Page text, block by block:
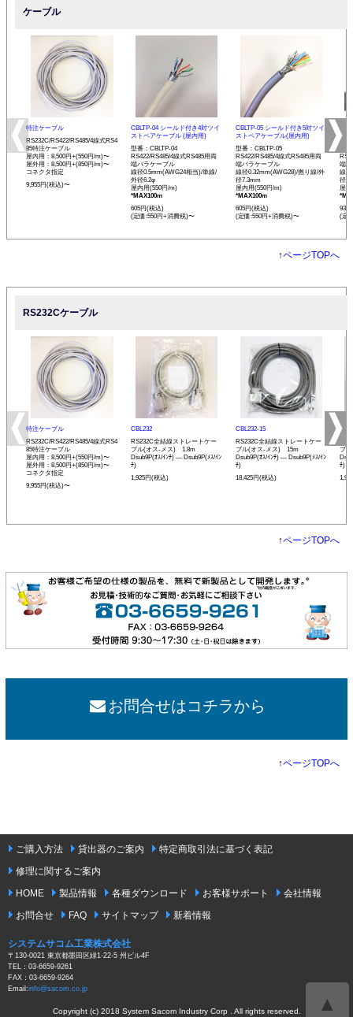
ケーブル
特注ケーブル
RS232C/RS422/RS485/4線式RS4
85特注ケーブル
屋内用：8,500円+(550円/m)〜
屋外用：8,500円+(850円/m)〜
コネクタ指定
9,955円(税込)〜
CBLTP-04 シールド付き4対ツイ
ストペアケーブル (屋内用)
型番：CBLTP-04
RS422/RS485/4線式RS485用両
端バラケーブル
線径0.5mm(AWG24相当)/単線/
外径6.2φ
屋内用(550円/m)
*MAX100m
605円(税込)
(定価:550円+消費税)〜
CBLTP-05 シールド付き5対ツイ
ストペアケーブル(屋内用)
型番：CBLTP-05
RS422/RS485/4線式RS485用両
端バラケーブル
線径0.32mm(AWG28)/撚り線/外
径7.3mm
屋内用(550円/m)
*MAX100m
605円(税込)
(定価:550円+消費税)〜
イ
端
線
径
屋
935
(定
↑ページTOPへ
RS232Cケーブル
特注ケーブル
RS232C/RS422/RS485/4線式RS4
85特注ケーブル
屋内用：8,500円+(550円/m)〜
屋外用：8,500円+(850円/m)〜
コネクタ指定
9,955円(税込)〜
CBL232
RS232C全結線ストレートケー
ブル(オス-メス) 1.8m
Dsub9P(ｵｽ/ｲﾝﾁ) ― Dsub9P(ﾒｽ/ｲﾝ
ﾁ)
1,925円(税込)
CBL232-15
RS232C全結線ストレートケー
ブル(オス-メス) 15m
Dsub9P(ｵｽ/ｲﾝﾁ) ― Dsub9P(ﾒｽ/ｲﾝ
ﾁ)
18,425円(税込)
ブ
ﾁ)
↑ページTOPへ
お問合せはコチラから
↑ページTOPへ
▲
ご購入方法 貸出器のご案内
特定商取引法に基づく表記
修理に関するご案内
HOME
製品情報 各種ダウンロード お客様サポート
会社情報
お問合せ
FAQ サイトマップ 新着情報
システムサコム工業株式会社
〒130-0021 東京都墨田区緑1-22-5 州ビル4F
TEL：03-6659-9261
FAX：03-6659-9264
Email:info@sacom.co.jp
Copyright (c) 2018 System Sacom Industry Corp . All rights reserved.